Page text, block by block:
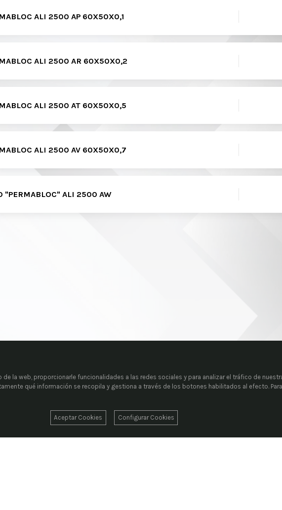
ALI 2500 AP 60X50X0,1
ALI 2500 AR 60X50X0,2
ALI 2500 AT 60X50X0,5
ALI 2500 AV 60X50X0,7
"PERMABLOC" ALI 2500 AW
la web, proporcionarle funcionalidades a las redes sociales y para analizar el tráfico de
qué información se recopila y gestiona a través de los botones habilitados al efecto.
Aceptar Cookies Configurar Cookies